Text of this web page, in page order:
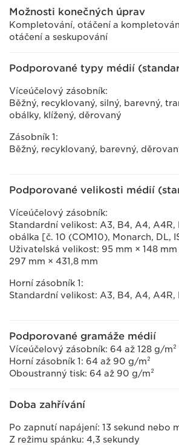
Možnosti konečných úprav
Kompletování, otáčení a
otáčení a seskupování
Podporované typy médií
Víceúčelový zásobník:
Běžný, recyklovaný, silný, barevný,
obálky, klížený, děrovaný
Zásobník 1:
Běžný, recyklovaný, barevný,
Podporované velikosti médií
Víceúčelový zásobník:
Standardní velikost: A3, B4, A4, A4R,
obálka [č. 10 (COM10), Monarch, DL,
Uživatelská velikost: 95 mm × 148 mm
297 mm × 431,8 mm
Horní zásobník 1:
Standardní velikost: A3, B4, A4, A4R,
Podporované gramáže médií
Víceúčelový zásobník: 64 až 128 g/m²
Horní zásobník 1: 64 až 90 g/m²
Oboustranný tisk: 64 až 90 g/m²
Doba zahřívání
Po zapnutí napájení: 13 sekund nebo
Z režimu spánku: 4,3 sekundy